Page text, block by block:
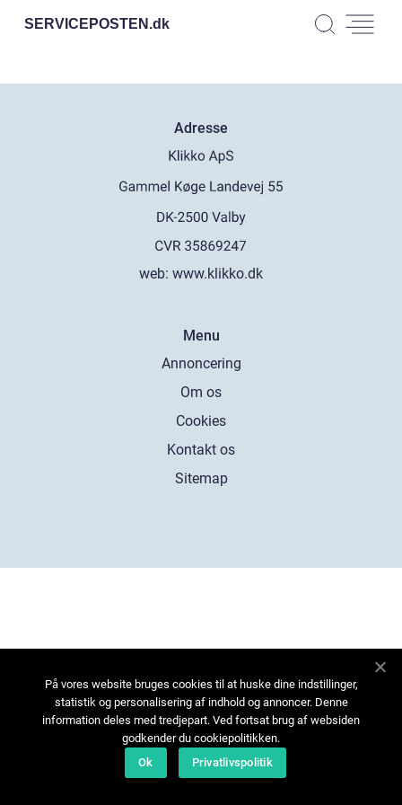
SERVICEPOSTEN.dk
Adresse
web: www.klikko.dk
Menu
Annoncering
Om os
Cookies
Kontakt os
Sitemap
På vores website bruges cookies til at huske dine indstillinger,
statistik og personalisering af indhold og annoncer. Denne
information deles med tredjepart. Ved fortsat brug af websiden
godkender du cookiepolitikken.
Ok
Privatlivspolitik